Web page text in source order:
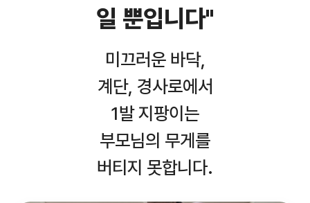
일 뿐입니다"
미끄러운 바닥,
계단, 경사로에서
1발 지팡이는
부모님의 무게를
버티지 못합니다.